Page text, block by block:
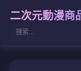
二次元動漫商